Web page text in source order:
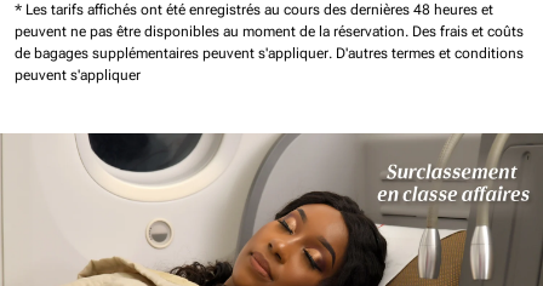
* Les tarifs affichés ont été enregistrés au cours des dernières 48 heures et
peuvent ne pas être disponibles au moment de la réservation. Des frais et coûts
de bagages supplémentaires peuvent s'appliquer. D'autres termes et conditions
peuvent s'appliquer